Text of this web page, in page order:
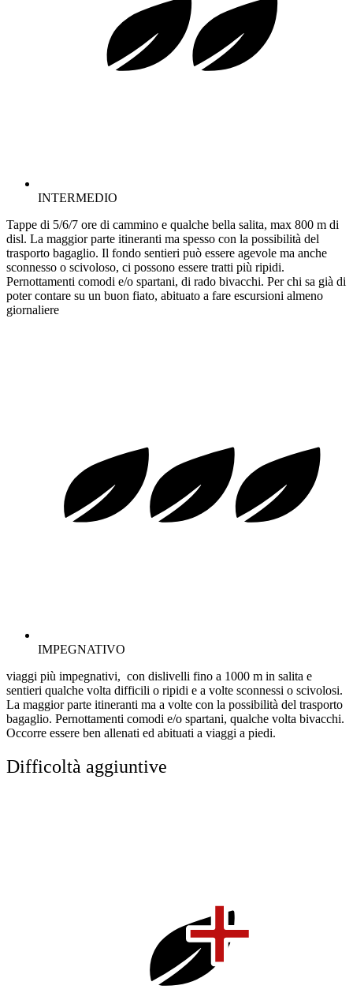
INTERMEDIO
Tappe di 5/6/7 ore di cammino e qualche bella salita, max 800 m di
disl. La maggior parte itineranti ma spesso con la possibilità del
trasporto bagaglio. Il fondo sentieri può essere agevole ma anche
sconnesso o scivoloso, ci possono essere tratti più ripidi.
Pernottamenti comodi e/o spartani, di rado bivacchi. Per chi sa già di
poter contare su un buon fiato, abituato a fare escursioni almeno
giornaliere
IMPEGNATIVO
viaggi più impegnativi, con dislivelli fino a 1000 m in salita e
sentieri qualche volta difficili o ripidi e a volte sconnessi o scivolosi.
La maggior parte itineranti ma a volte con la possibilità del trasporto
bagaglio. Pernottamenti comodi e/o spartani, qualche volta bivacchi.
Occorre essere ben allenati ed abituati a viaggi a piedi.
Difficoltà aggiuntive